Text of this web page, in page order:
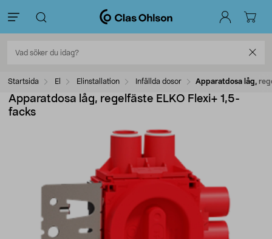
Startsida El Elinstallation Infällda dosor Apparatdosa låg,
Apparatdosa låg, regelfäste ELKO Flexi+ 1,5-
facks